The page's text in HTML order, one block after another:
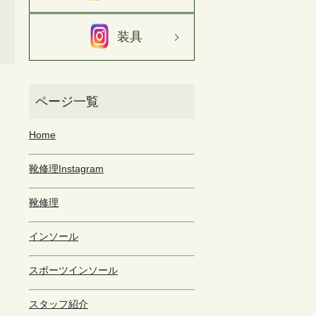
装具
Home
靴修理Instagram
靴修理
インソール
スポーツインソール
スタッフ紹介